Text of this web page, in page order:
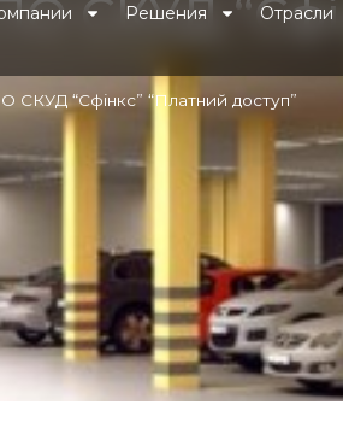
Решения Отрасли
СКУД
СКУД “Сфінкс” “Платний доступ”